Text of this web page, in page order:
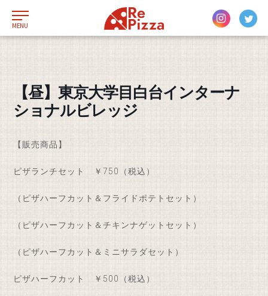
MENU
【昼】東京大学目白台インターナ
ショナルビレッジ
【販売商品】
ピザランチセット ￥750（税込）
（ピザハーフカット＆フライドポテトセット）
（ピザハーフカット＆チキンナゲットセット）
（ピザハーフカット＆ミニサラダセット）
ピザハーフカット ￥500（税込）